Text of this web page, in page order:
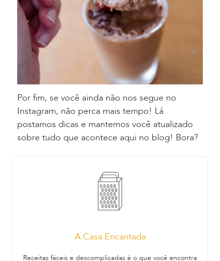
Por fim, se você ainda não nos segue no
Instagram, não perca mais tempo! Lá
postamos dicas e mantemos você atualizado
sobre tudo que acontece aqui no blog! Bora?
A Casa Encantada
Receitas fáceis e descomplicadas é o que você encontra